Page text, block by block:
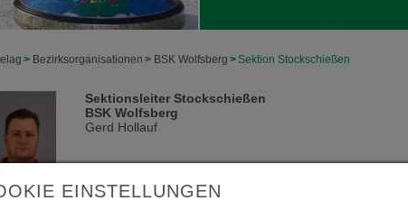
> Bezirksorganisationen > BSK Wolfsberg >Sektion Stockschießen
Sektionsleiter Stockschießen
BSK Wolfsberg
Gerd Hollauf
EINSTELLUNGEN